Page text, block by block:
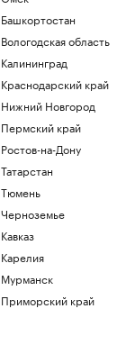
Башкортостан
Вологодская область
Калининград
Краснодарский край
Нижний Новгород
Пермский край
Ростов-на-Дону
Татарстан
Тюмень
Черноземье
Кавказ
Карелия
Мурманск
Приморский край